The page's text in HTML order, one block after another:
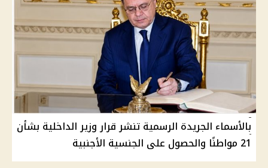
بالأسماء الجريدة الرسمية تنشر قرار وزير الداخلية بشأن
21 مواطنًا والحصول على الجنسية الأجنبية